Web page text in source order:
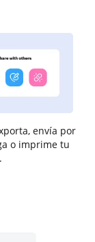
envía por
o imprime tu